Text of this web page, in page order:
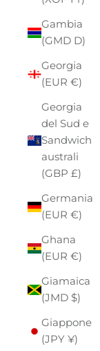
Gambia
(GMD D)
Georgia
(EUR €)
Georgia
del Sud e
Sandwich
australi
(GBP £)
Germania
(EUR €)
Ghana
(EUR €)
Giamaica
(JMD $)
Giappone
(JPY ¥)